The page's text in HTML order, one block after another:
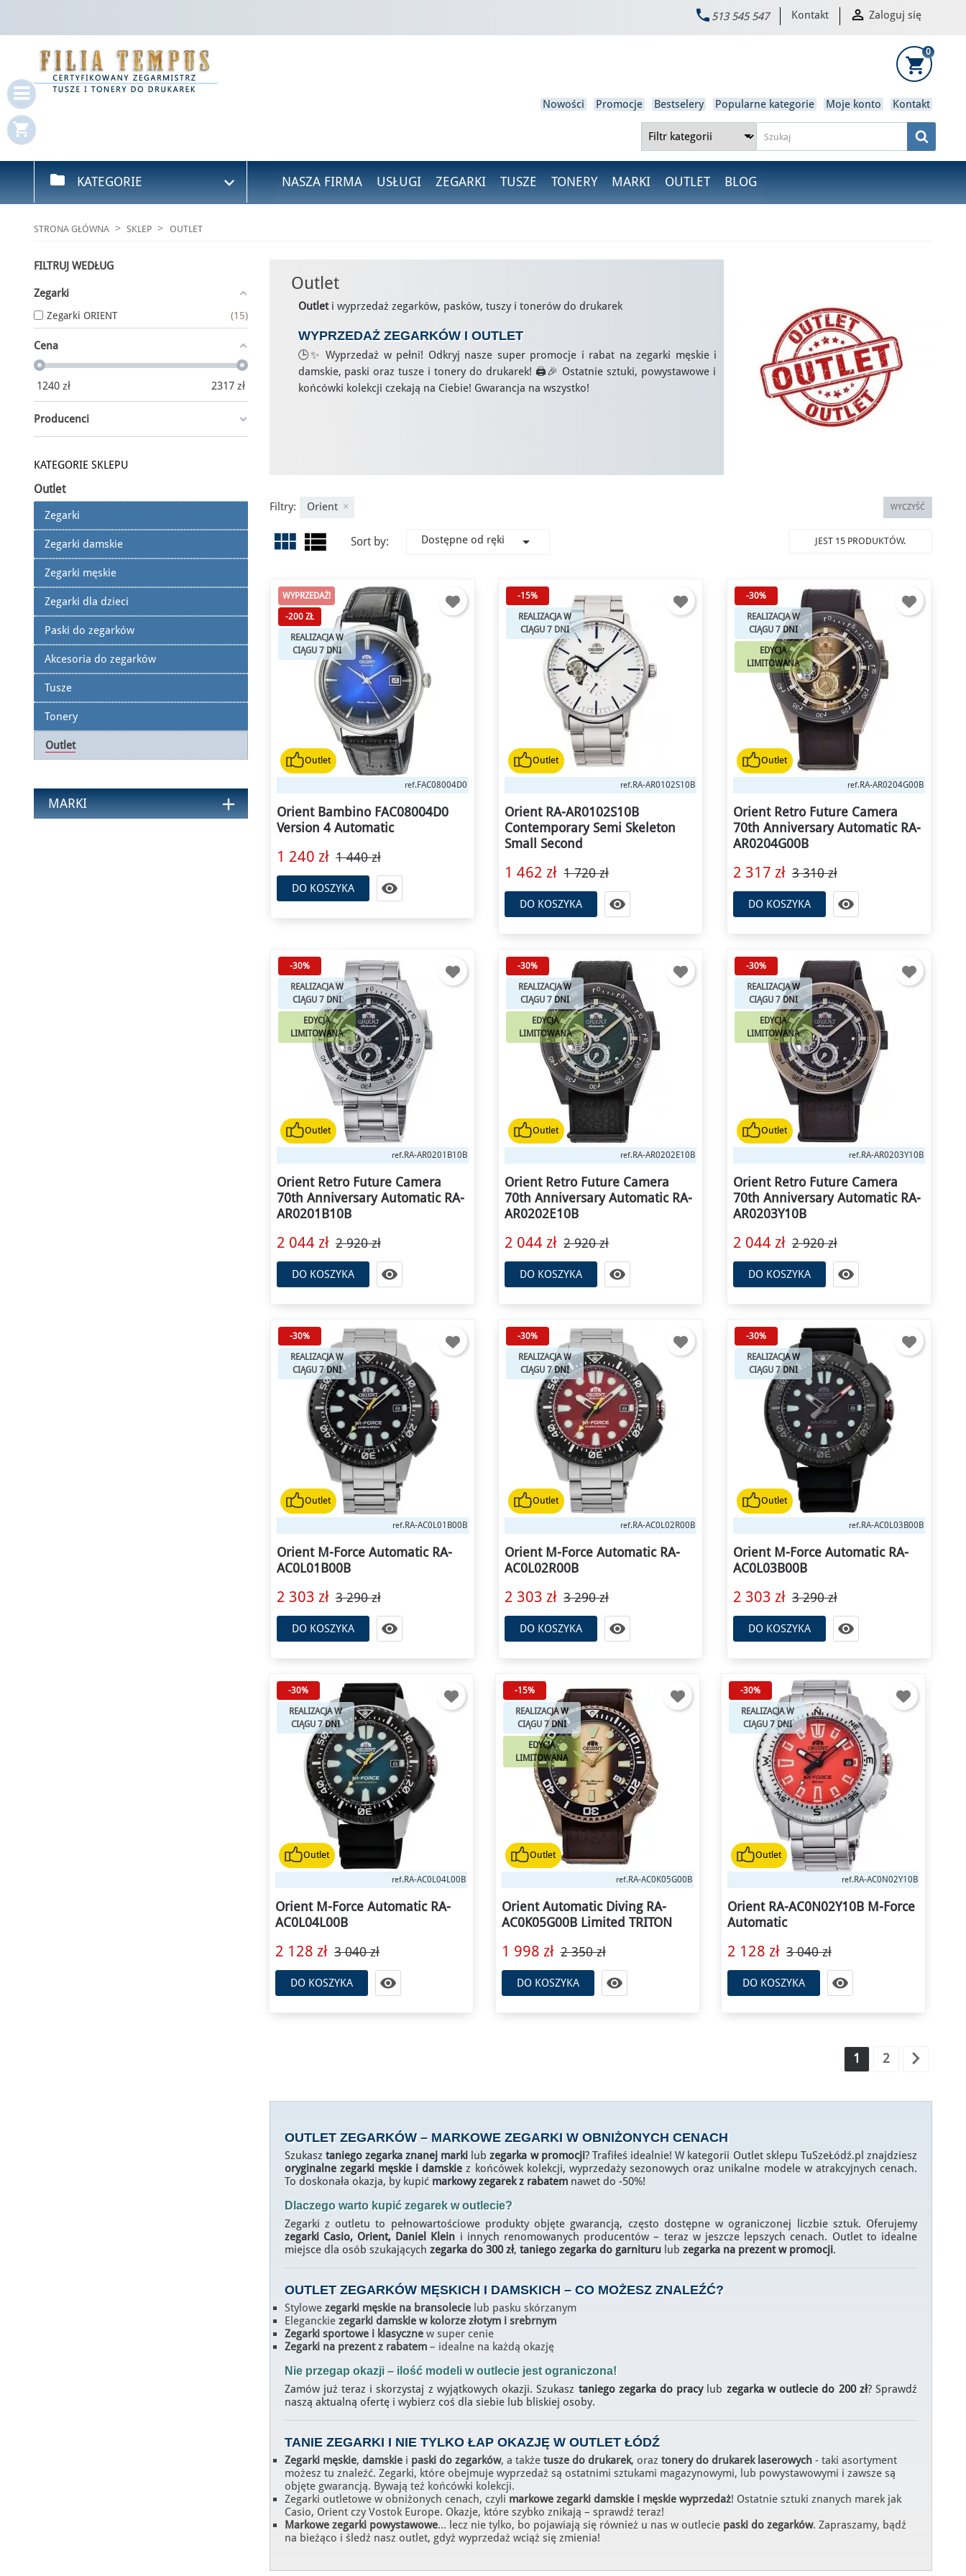
×
🌛 NOCNE OKAZJE
Zegarki od - 15%*
Do końca promocji: 4h 16m 52s
 513 545 547 Kontakt  Zaloguj się
shopping_cart
shopping_cart
0
Nowości Promocje Bestselery Popularne kategorie Moje konto Kontakt
folder KATEGORIE  NASZA FIRMA USŁUGI ZEGARKI TUSZE TONERY MARKI OUTLET BLOG
STRONA GŁÓWNA SKLEP OUTLET
FILTRUJ WEDŁUG
Zegarki
Zegarki ORIENT 15
Cena
1240 zł 2317zł
Producenci
KATEGORIE SKLEPU
Outlet
Zegarki
Zegarki damskie
Zegarki męskie
Zegarki dla dzieci
Paski do zegarków
Akcesoria do zegarków
Tusze
Tonery
Outlet
MARKI add
Outlet
Outleti wyprzedaż zegarków, pasków, tuszy i tonerów do drukarek
WYPRZEDAŻ ZEGARKÓWI OUTLET
🕒✨ Wyprzedaż w pełni! Odkryj nasze super promocje i rabat na zegarki męskie i
damskie, paski oraz tusze i tonery do drukarek! 🖨️🎉 Ostatnie sztuki, powystawowe i
końcówki kolekcji czekają na Ciebie! Gwarancja na wszystko!
Filtry: WYCZYŚĆ
Orient
view_module view_list Sort by: Dostępne od ręki  JEST 15 PRODUKTÓW.
Outlet
WYPRZEDAŻ!
-200 ZŁ
REALIZACJA W
CIĄGU 7 DNI
ref.FAC08004D0
Orient Bambino FAC08004D0
Version 4 Automatic
1 240 zł 1 440 zł
DO KOSZYKA 
Outlet
-15%
REALIZACJA W
CIĄGU 7 DNI
ref.RA-AR0102S10B
Orient RA-AR0102S10B
Contemporary Semi Skeleton
Small Second
1 462 zł 1 720 zł
DO KOSZYKA 
Outlet
-30%
REALIZACJA W
CIĄGU 7 DNI
EDYCJA
LIMITOWANA
ref.RA-AR0204G00B
Orient Retro Future Camera
70th Anniversary Automatic RA-
AR0204G00B
2 317 zł 3 310 zł
DO KOSZYKA 
Outlet
-30%
REALIZACJA W
CIĄGU 7 DNI
EDYCJA
LIMITOWANA
ref.RA-AR0201B10B
Orient Retro Future Camera
70th Anniversary Automatic RA-
AR0201B10B
2 044 zł 2 920 zł
DO KOSZYKA 
Outlet
-30%
REALIZACJA W
CIĄGU 7 DNI
EDYCJA
LIMITOWANA
ref.RA-AR0202E10B
Orient Retro Future Camera
70th Anniversary Automatic RA-
AR0202E10B
2 044 zł 2 920 zł
DO KOSZYKA 
Outlet
-30%
REALIZACJA W
CIĄGU 7 DNI
EDYCJA
LIMITOWANA
ref.RA-AR0203Y10B
Orient Retro Future Camera
70th Anniversary Automatic RA-
AR0203Y10B
2 044 zł 2 920 zł
DO KOSZYKA 
Outlet
-30%
REALIZACJA W
CIĄGU 7 DNI
ref.RA-AC0L01B00B
Orient M-Force Automatic RA-
AC0L01B00B
2 303 zł 3 290 zł
DO KOSZYKA 
Outlet
-30%
REALIZACJA W
CIĄGU 7 DNI
ref.RA-AC0L02R00B
Orient M-Force Automatic RA-
AC0L02R00B
2 303 zł 3 290 zł
DO KOSZYKA 
Outlet
-30%
REALIZACJA W
CIĄGU 7 DNI
ref.RA-AC0L03B00B
Orient M-Force Automatic RA-
AC0L03B00B
2 303 zł 3 290 zł
DO KOSZYKA 
Outlet
-30%
REALIZACJA W
CIĄGU 7 DNI
ref.RA-AC0L04L00B
Orient M-Force Automatic RA-
AC0L04L00B
2 128 zł 3 040 zł
DO KOSZYKA 
Outlet
-15%
REALIZACJA W
CIĄGU 7 DNI
EDYCJA
LIMITOWANA
ref.RA-AC0K05G00B
Orient Automatic Diving RA-
AC0K05G00B Limited TRITON
1 998 zł 2 350 zł
DO KOSZYKA 
Outlet
-30%
REALIZACJA W
CIĄGU 7 DNI
ref.RA-AC0N02Y10B
Orient RA-AC0N02Y10B M-Force
Automatic
2 128 zł 3 040 zł
DO KOSZYKA 
1 2 
OUTLET ZEGARKÓW– MARKOWE ZEGARKI W OBNIŻONYCH CENACH
Szukasz taniego zegarka znanej marki lubzegarka w promocji? Trafiłeś idealnie! W kategorii Outlet sklepu TuSzeŁódź.pl znajdziesz
oryginalne zegarki męskie i damskie z końcówek kolekcji, wyprzedaży sezonowych oraz unikalne modele w atrakcyjnych cenach.
To doskonała okazja, by kupić markowy zegarek z rabatemnawet do -50%!
Dlaczego warto kupić zegarek w outlecie?
Zegarki z outletu to pełnowartościowe produkty objęte gwarancją, często dostępne w ograniczonej liczbie sztuk. Oferujemy
zegarki Casio, Orient, Daniel Klein i innych renomowanych producentów – teraz w jeszcze lepszych cenach. Outlet to idealne
miejsce dla osób szukających zegarka do 300 zł, taniego zegarka do garniturulub zegarka na prezent w promocji.
OUTLET ZEGARKÓW MĘSKICH I DAMSKICH– CO MOŻESZ ZNALEŹĆ?
Stylowe zegarki męskie na bransolecielub pasku skórzanym
Eleganckie zegarki damskie w kolorze złotym i srebrnym
Zegarki sportowe i klasycznew super cenie
Zegarki na prezent z rabatem– idealne na każdą okazję
Nie przegap okazji – ilość modeli w outlecie jest ograniczona!
Zamów już teraz i skorzystaj z wyjątkowych okazji. Szukasz taniego zegarka do pracylub zegarka w outlecie do 200 zł? Sprawdź
naszą aktualną ofertę i wybierz coś dla siebie lub bliskiej osoby.
TANIE ZEGARKI I NIE TYLKO ŁAP OKAZJĘ W OUTLET ŁÓDŹ
Zegarki męskie, damskiei paski do zegarków, a także tusze do drukarek, oraz tonery do drukarek laserowych- taki asortyment
możesz tu znaleźć. Zegarki, które obejmuje wyprzedaż są ostatnimi sztukami magazynowymi, lub powystawowymi i zawsze są
objęte gwarancją. Bywają też końcówki kolekcji.
Zegarki outletowe w obniżonych cenach, czyli markowe zegarki damskie i męskie wyprzedaż! Ostatnie sztuki znanych marek jak
Casio, Orient czy Vostok Europe. Okazje, które szybko znikają – sprawdź teraz!
Markowe zegarki powystawowe... lecz nie tylko, bo pojawiają się również u nas w outlecie paski do zegarków. Zapraszamy, bądź
na bieżąco i śledź nasz outlet, gdyż wyprzedaż wciąż się zmienia!
×
Zaloguj się